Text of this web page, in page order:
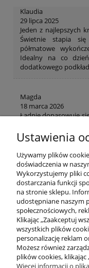
Klaudia
29 lipca 2025
Jeden z najlepszych
Świetnie stapia
półmatowe
Idealny na co
dodatkowego
Magda
18 marca 2026
Ładnie dopasowuje
Sylwia
23 lipca 2026
Ładnie wyrównuje
Doceniam również
kilku produktów
Ustawienia
Używamy plików
doświadczenia w
Wykorzystujemy pliki
dostarczania funkcji
na stronie sklepu.
udostępniane naszym
społecznościowych,
Klikając „Zaakceptuj
wszystkich plików
personalizację reklam
Możesz również
plików cookies, klikając
Więcej informacji o